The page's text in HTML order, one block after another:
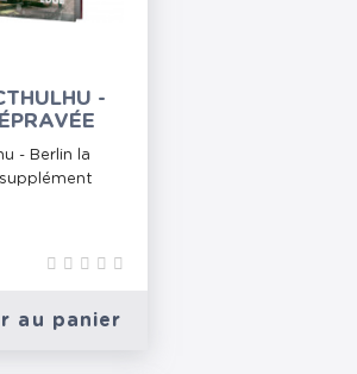
-
- Berlin la
au panier